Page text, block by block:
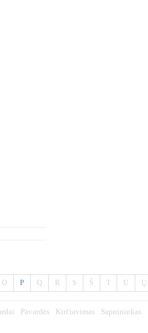
O P Q R S Š T U Ų
Pavardės Kirčiavimas
Sapnininkas